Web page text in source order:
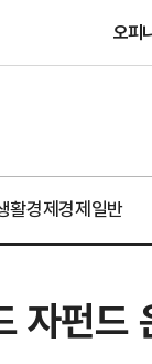
오피
활경제경제일반
자펀드